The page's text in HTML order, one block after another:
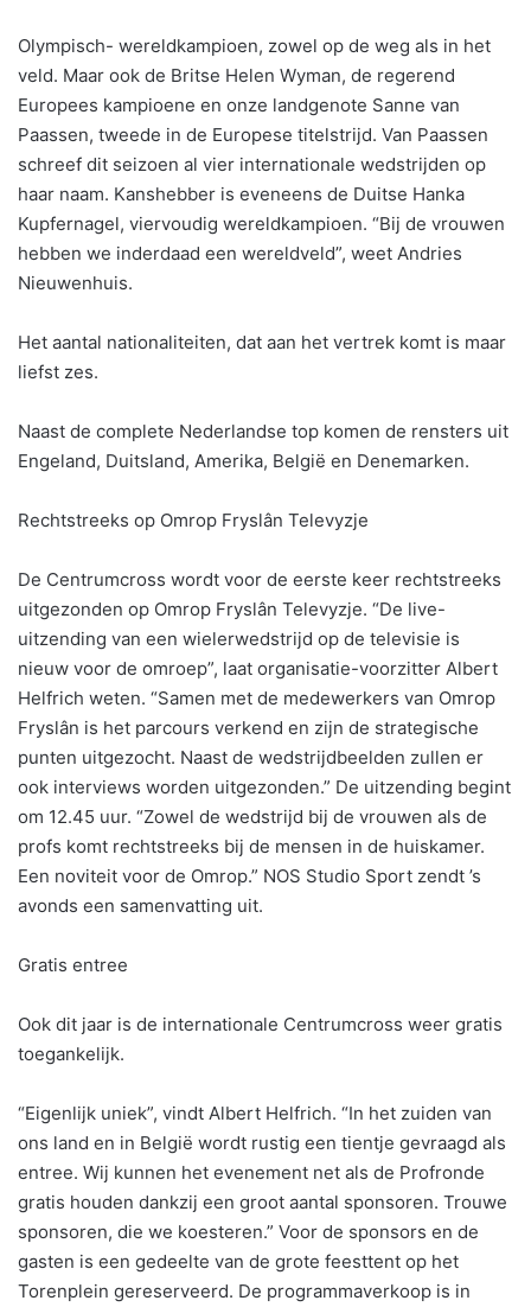
Olympisch- wereldkampioen, zowel op de weg als in het
veld. Maar ook de Britse Helen Wyman, de regerend
Europees kampioene en onze landgenote Sanne van
Paassen, tweede in de Europese titelstrijd. Van Paassen
schreef dit seizoen al vier internationale wedstrijden op
haar naam. Kanshebber is eveneens de Duitse Hanka
Kupfernagel, viervoudig wereldkampioen. “Bij de vrouwen
hebben we inderdaad een wereldveld”, weet Andries
Nieuwenhuis.
Het aantal nationaliteiten, dat aan het vertrek komt is maar
liefst zes.
Naast de complete Nederlandse top komen de rensters uit
Engeland, Duitsland, Amerika, België en Denemarken.
Rechtstreeks op Omrop Fryslân Televyzje
De Centrumcross wordt voor de eerste keer rechtstreeks
uitgezonden op Omrop Fryslân Televyzje. “De live-
uitzending van een wielerwedstrijd op de televisie is
nieuw voor de omroep”, laat organisatie-voorzitter Albert
Helfrich weten. “Samen met de medewerkers van Omrop
Fryslân is het parcours verkend en zijn de strategische
punten uitgezocht. Naast de wedstrijdbeelden zullen er
ook interviews worden uitgezonden.” De uitzending begint
om 12.45 uur. “Zowel de wedstrijd bij de vrouwen als de
profs komt rechtstreeks bij de mensen in de huiskamer.
Een noviteit voor de Omrop.” NOS Studio Sport zendt ’s
avonds een samenvatting uit.
Gratis entree
Ook dit jaar is de internationale Centrumcross weer gratis
toegankelijk.
“Eigenlijk uniek”, vindt Albert Helfrich. “In het zuiden van
ons land en in België wordt rustig een tientje gevraagd als
entree. Wij kunnen het evenement net als de Profronde
gratis houden dankzij een groot aantal sponsoren. Trouwe
sponsoren, die we koesteren.” Voor de sponsors en de
gasten is een gedeelte van de grote feesttent op het
Torenplein gereserveerd. De programmaverkoop is in